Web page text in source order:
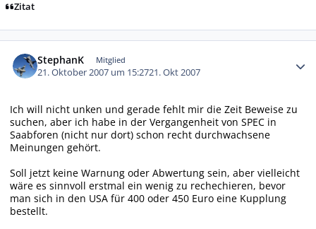
Zitat
StephanK Mitglied
21. Oktober 2007 um 15:2721. Okt 2007
Ich will nicht unken und gerade fehlt mir die Zeit Beweise zu
suchen, aber ich habe in der Vergangenheit von SPEC in
Saabforen (nicht nur dort) schon recht durchwachsene
Meinungen gehört.
Soll jetzt keine Warnung oder Abwertung sein, aber vielleicht
wäre es sinnvoll erstmal ein wenig zu rechechieren, bevor
man sich in den USA für 400 oder 450 Euro eine Kupplung
bestellt.